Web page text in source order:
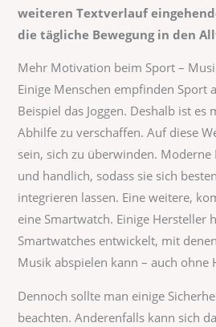
weiteren Textverlauf
die tägliche Bewegung in den
Mehr Motivation beim Sport –
Einige Menschen empfinden Sport
Beispiel das Joggen. Deshalb ist
Abhilfe zu verschaffen. Auf diese
sein, sich zu überwinden. Moderne
und handlich, sodass sie sich
integrieren lassen. Eine weitere,
eine Smartwatch. Einige Hersteller
Smartwatches entwickelt, mit
Musik abspielen kann – auch ohne
Dennoch sollte man einige
beachten. Anderenfalls kann sich